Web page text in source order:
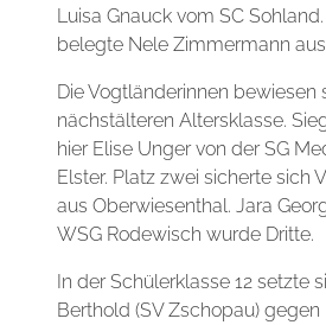
Luisa Gnauck vom SC
belegte Nele Zimmermann
Die Vogtländerinnen bewiesen
nächstälteren Altersklasse.
hier Elise Unger von der SG
Elster. Platz zwei sicherte sich
aus Oberwiesenthal. Jara
WSG Rodewisch wurde Dritte.
In der Schülerklasse 12 setzte
Berthold (SV Zschopau) gegen